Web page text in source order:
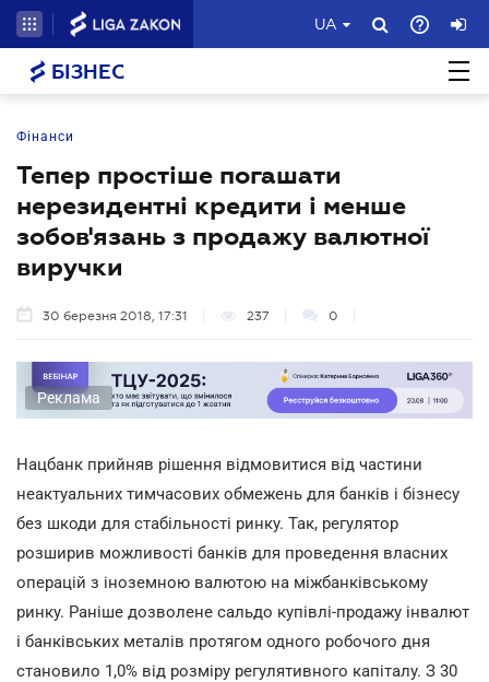
UA
БІЗНЕС
Фінанси
Тепер простіше погашати
нерезидентні кредити і менше
зобов'язань з продажу валютної
виручки
30 березня 2018, 17:31 237 0
Реклама
Нацбанк прийняв рішення відмовитися від частини
неактуальних тимчасових обмежень для банків і бізнесу
без шкоди для стабільності ринку. Так, регулятор
розширив можливості банків для проведення власних
операцій з іноземною валютою на міжбанківському
ринку. Раніше дозволене сальдо купівлі-продажу інвалют
і банківських металів протягом одного робочого дня
становило 1,0% від розміру регулятивного капіталу. З 30